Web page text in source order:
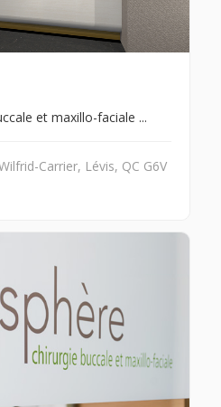
et maxillo-faciale ...
Carrier, Lévis, QC G6V